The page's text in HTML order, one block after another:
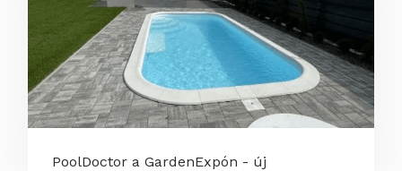
PoolDoctor a GardenExpón - új